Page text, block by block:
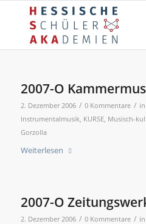
2007-O
2. Dezember 2006 / 0 Kommentare / in
Instrumentalmusik, KURSE, Musisch-
Gorzolla
Weiterlesen
2007-O
2. Dezember 2006 / 0 Kommentare / in